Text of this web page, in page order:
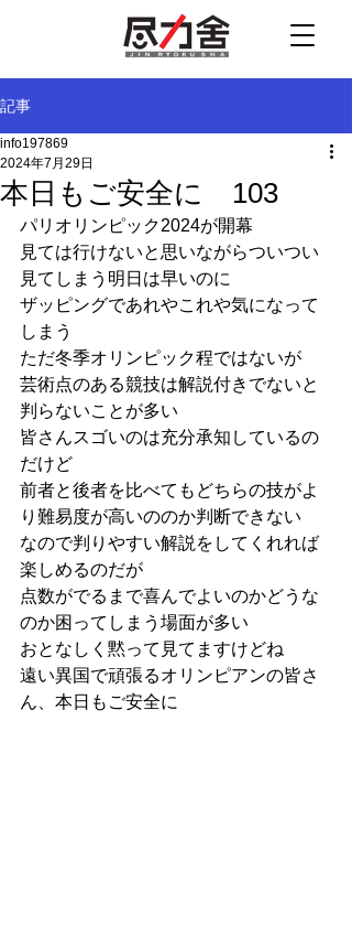
記事
本日もご安全に 103
info197869
2024年7月29日
パリオリンピック2024が開幕
見ては行けないと思いながらついつい
見てしまう明日は早いのに
ザッピングであれやこれや気になって
しまう
ただ冬季オリンピック程ではないが
芸術点のある競技は解説付きでないと
判らないことが多い
皆さんスゴいのは充分承知しているの
だけど
前者と後者を比べてもどちらの技がよ
り難易度が高いののか判断できない
なので判りやすい解説をしてくれれば
楽しめるのだが
点数がでるまで喜んでよいのかどうな
のか困ってしまう場面が多い
おとなしく黙って見てますけどね
遠い異国で頑張るオリンピアンの皆さ
ん、本日もご安全に